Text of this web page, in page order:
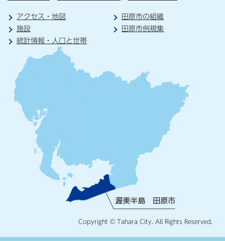
アクセス・地図
田原市の組織
施設
田原市例規集
統計情報・人口と世帯
Copyright © Tahara City. All Rights Reserved.